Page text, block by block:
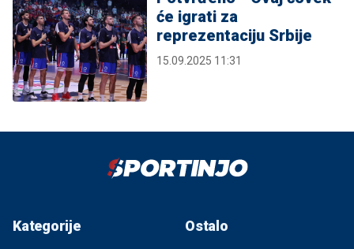
će igrati za
reprezentaciju Srbije
15.09.2025 11:31
Kategorije Ostalo